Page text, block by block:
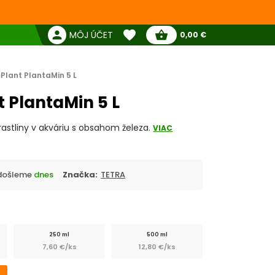
person MÔJ ÚČET favorite
Obľúbené produkty
shopping_basket
Pokladňa
0,00 €
PlantaMin 5 L
PlantaMin 5 L
v akváriu s obsahom železa.VIAC
dnes Značka: TETRA
250 ml
7,60 €/ks
500 ml
12,80 €/ks